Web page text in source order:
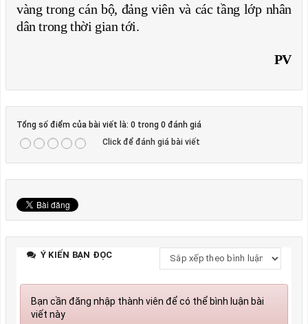
vàng trong cán bộ, đảng viên và các tầng lớp nhân
dân trong thời gian tới.
PV
Tổng số điểm của bài viết là: 0 trong 0 đánh giá
Click để đánh giá bài viết
Ý KIẾN BẠN ĐỌC
Bạn cần đăng nhập thành viên để có thể bình luận bài
viết này